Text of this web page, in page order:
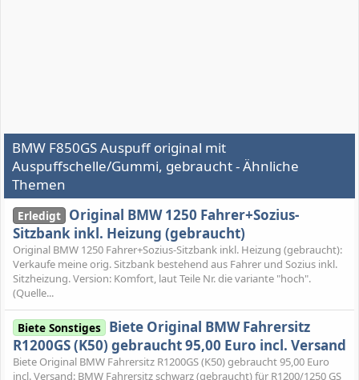
BMW F850GS Auspuff original mit
Auspuffschelle/Gummi, gebraucht - Ähnliche
Themen
Erledigt Original BMW 1250 Fahrer+Sozius-
Sitzbank inkl. Heizung (gebraucht)
Original BMW 1250 Fahrer+Sozius-Sitzbank inkl. Heizung (gebraucht):
Verkaufe meine orig. Sitzbank bestehend aus Fahrer und Sozius inkl.
Sitzheizung. Version: Komfort, laut Teile Nr. die variante "hoch".
(Quelle...
Biete Sonstiges Biete Original BMW Fahrersitz
R1200GS (K50) gebraucht 95,00 Euro incl. Versand
Biete Original BMW Fahrersitz R1200GS (K50) gebraucht 95,00 Euro
incl. Versand: BMW Fahrersitz schwarz (gebraucht) für R1200/1250 GS